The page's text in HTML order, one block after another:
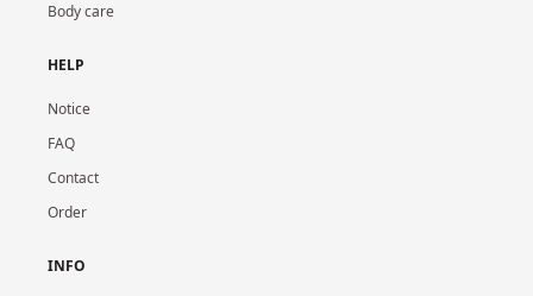
Body care
HELP
Notice
FAQ
Contact
Order
INFO